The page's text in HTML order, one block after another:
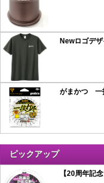
がまかつ 一
ピックアップ
【20周年記